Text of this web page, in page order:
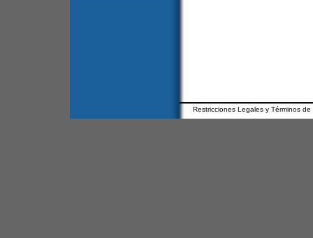
Restricciones Legales y Términos de